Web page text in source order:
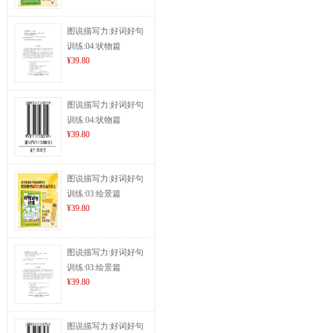
图说描写力:好词好句
训练:04:状物篇
¥39.80
图说描写力:好词好句
训练:04:状物篇
¥39.80
图说描写力:好词好句
训练:03:绘景篇
¥39.80
图说描写力:好词好句
训练:03:绘景篇
¥39.80
图说描写力:好词好句